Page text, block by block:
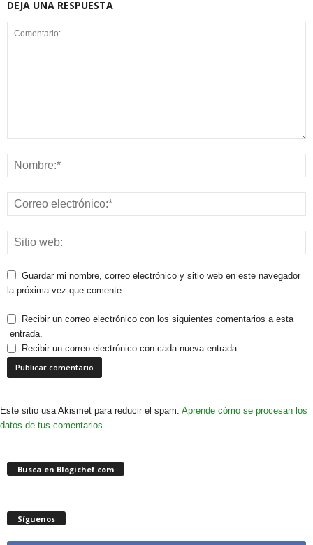
DEJA UNA RESPUESTA
Guardar mi nombre, correo electrónico y sitio web en este navegador
la próxima vez que comente.
Recibir un correo electrónico con los siguientes comentarios a esta
entrada.
Recibir un correo electrónico con cada nueva entrada.
Este sitio usa Akismet para reducir el spam. Aprende cómo se procesan los
datos de tus comentarios.
Busca en Blogichef.com
Síguenos